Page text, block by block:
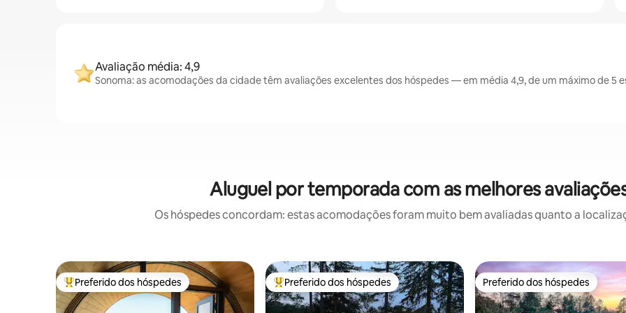
Avaliação média: 4,9
Sonoma: as acomodações da cidade têm avaliações excelentes dos hóspedes — em média 4,9, de um máximo de 5
Aluguel por temporada com as melhores
Os hóspedes concordam: estas acomodações foram muito bem avaliadas quanto a
Entre os melhores preferidos dos hóspedes
Preferido dos hóspedes Entre os melhores preferidos dos hóspedes
Preferido dos hóspedes Preferido dos hóspedes
Preferido dos hóspedes